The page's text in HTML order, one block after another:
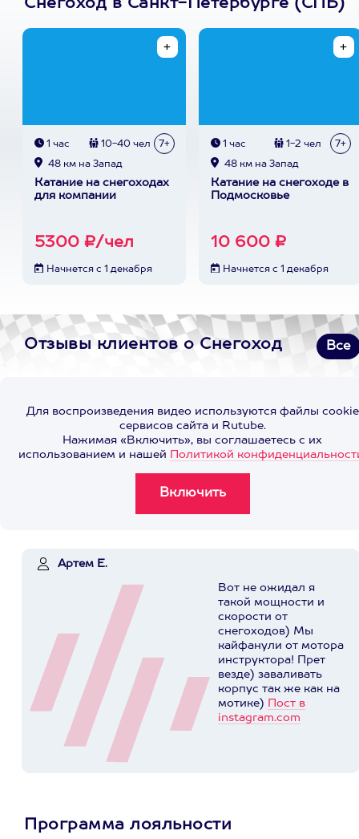
Снегоход в Санкт-Петербурге (СПБ)
1 час 10-40 чел 7+
48 км на Запад
Катание на снегоходах
для компании
5300 ₽/чел
Начнется с 1 декабря
1 час 1-2 чел 7+
48 км на Запад
Катание на снегоходе в
Подмосковье
10 600 ₽
Начнется с 1 декабря
Отзывы клиентов о Снегоход Все
Для воспроизведения видео используются файлы cookie
сервисов сайта и Rutube.
Нажимая «Включить», вы соглашаетесь с их
использованием и нашей Политикой
Артем Е.
Вот не ожидал я
такой мощности и
скорости от
снегоходов) Мы
кайфанули от мотора
инструктора! Прет
везде) заваливать
корпус так же как на
мотике) Пост в
instagram.com
Программа лояльности